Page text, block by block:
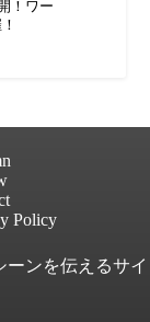
！ワー
Policy
ーンを伝えるサイ